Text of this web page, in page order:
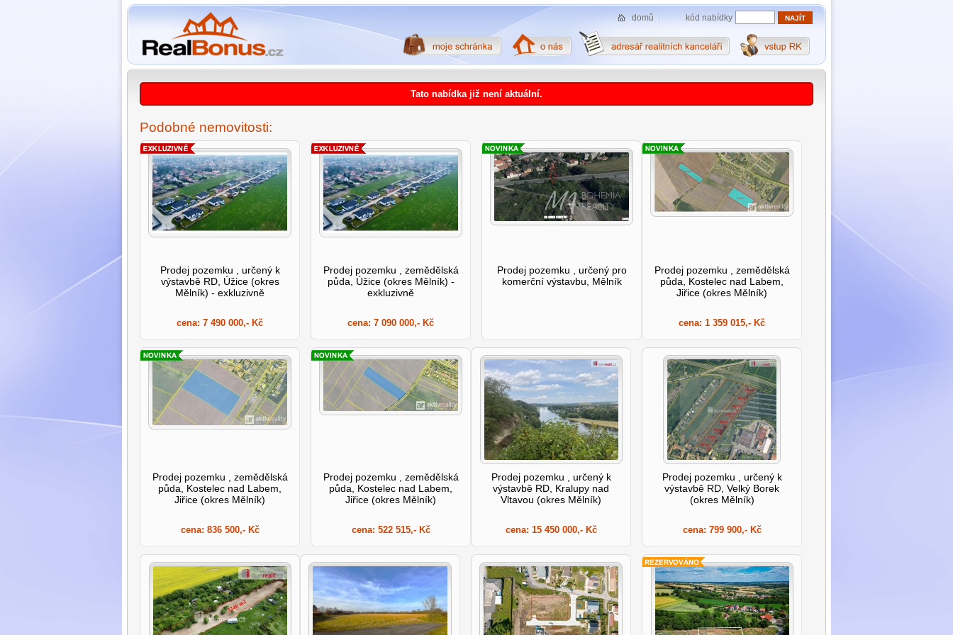
Tato nabídka již není aktuální.
Podobné nemovitosti:
Prodej pozemku , určený k
výstavbě RD, Úžice (okres
Mělník) - exkluzivně
cena: 7 490 000,- Kč
Prodej pozemku , zemědělská
půda, Úžice (okres Mělník) -
exkluzivně
cena: 7 090 000,- Kč
Prodej pozemku , určený pro
komerční výstavbu, Mělník
Prodej pozemku , zemědělská
půda, Kostelec nad Labem,
Jiřice (okres Mělník)
cena: 1 359 015,- Kč
Prodej pozemku , zemědělská
půda, Kostelec nad Labem,
Jiřice (okres Mělník)
cena: 836 500,- Kč
Prodej pozemku , zemědělská
půda, Kostelec nad Labem,
Jiřice (okres Mělník)
cena: 522 515,- Kč
Prodej pozemku , určený k
výstavbě RD, Kralupy nad
Vltavou (okres Mělník)
cena: 15 450 000,- Kč
Prodej pozemku , určený k
výstavbě RD, Velký Borek
(okres Mělník)
cena: 799 900,- Kč
kód nabídky
domů